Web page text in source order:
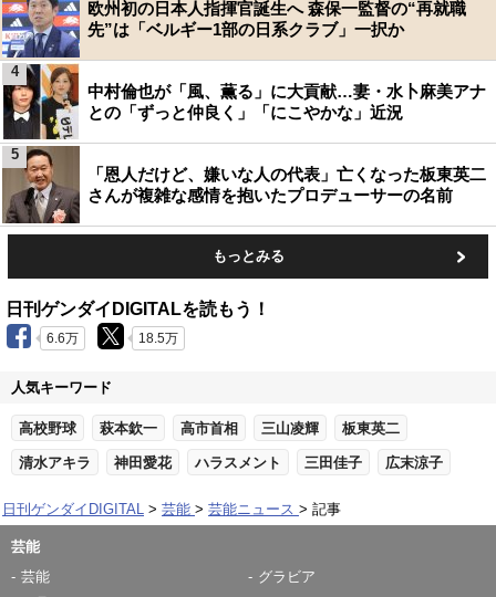
欧州初の日本人指揮官誕生へ 森保一監督の“再就職
先”は「ベルギー1部の日系クラブ」一択か
中村倫也が「風、薫る」に大貢献…妻・水卜麻美アナ
との「ずっと仲良く」「にこやかな」近況
4
「恩人だけど、嫌いな人の代表」亡くなった板東英二
さんが複雑な感情を抱いたプロデューサーの名前
5
もっとみる
日刊ゲンダイDIGITALを読もう！
6.6万 18.5万
人気キーワード
高校野球 萩本欽一 高市首相 三山凌輝 板東英二
清水アキラ 神田愛花 ハラスメント 三田佳子 広末涼子
日刊ゲンダイDIGITAL 芸能 芸能ニュース 記事
芸能
芸能
グラビア